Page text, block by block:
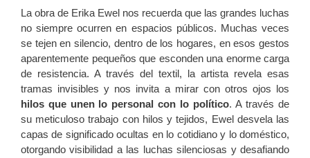
La obra de Erika Ewel nos recuerda que las grandes luchas
no siempre ocurren en espacios públicos. Muchas veces
se tejen en silencio, dentro de los hogares, en esos gestos
aparentemente pequeños que esconden una enorme carga
de resistencia. A través del textil, la artista revela esas
tramas invisibles y nos invita a mirar con otros ojos los
hilos que unen lo personal con lo político. A través de
su meticuloso trabajo con hilos y tejidos, Ewel desvela las
capas de significado ocultas en lo cotidiano y lo doméstico,
otorgando visibilidad a las luchas silenciosas y desafiando